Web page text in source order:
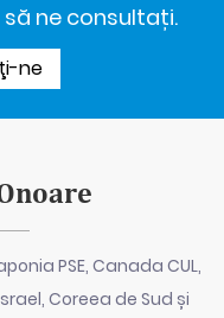
ne consultați.
ne
PSE, Canada CUL,
Coreea de Sud și